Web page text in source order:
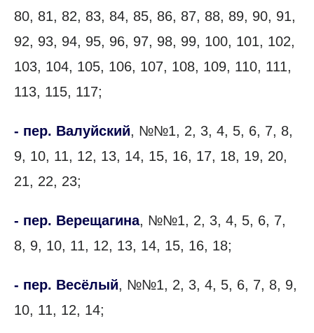
80, 81, 82, 83, 84, 85, 86, 87, 88, 89, 90, 91,
92, 93, 94, 95, 96, 97, 98, 99, 100, 101, 102,
103, 104, 105, 106, 107, 108, 109, 110, 111,
113, 115, 117;
- пер. Валуйский, №№1, 2, 3, 4, 5, 6, 7, 8,
9, 10, 11, 12, 13, 14, 15, 16, 17, 18, 19, 20,
21, 22, 23;
- пер. Верещагина, №№1, 2, 3, 4, 5, 6, 7,
8, 9, 10, 11, 12, 13, 14, 15, 16, 18;
- пер. Весёлый, №№1, 2, 3, 4, 5, 6, 7, 8, 9,
10, 11, 12, 14;